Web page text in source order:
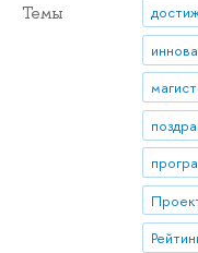
Темы